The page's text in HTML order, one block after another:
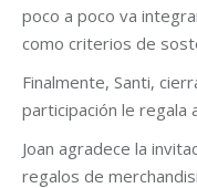
poco a poco va
como criterios de
Finalmente, Santi,
participación le regala
Joan agradece la
regalos de